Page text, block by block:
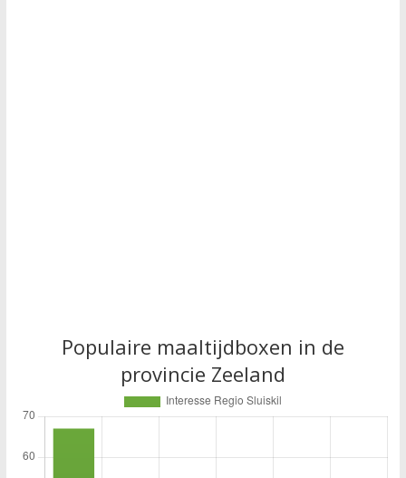
Populaire maaltijdboxen in de
provincie Zeeland